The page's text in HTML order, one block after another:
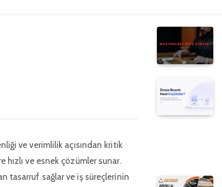
ve verimlilik açısından kritik
hızlı ve esnek çözümler sunar.
tasarruf sağlar ve iş süreçlerinin